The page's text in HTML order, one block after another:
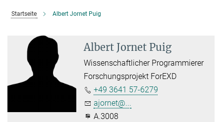
Startseite Albert Jornet Puig
Albert Jornet Puig
Wissenschaftlicher Programmierer
Forschungsprojekt ForEXD
+49 3641 57-6279
ajornet@...
A.3008